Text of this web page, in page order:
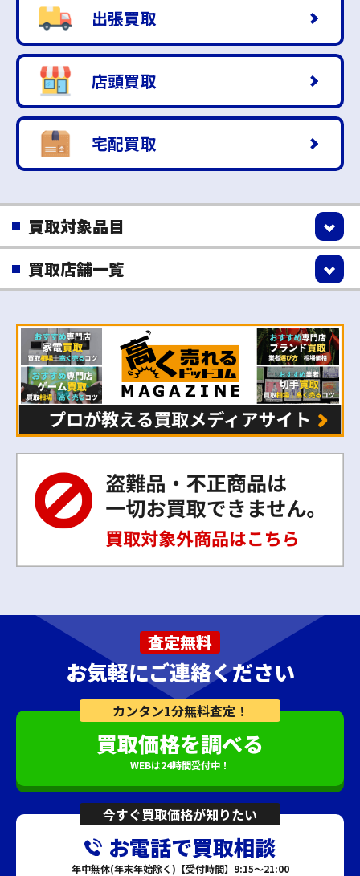
出張買取
店頭買取
宅配買取
買取対象品目
買取店舗一覧
査定無料
お気軽にご連絡ください
カンタン1分無料査定！
買取価格を調べる
WEBは24時間受付中！
今すぐ買取価格が知りたい
お電話で買取相談
年中無休(年末年始除く)【受付時間】9:15～21:00